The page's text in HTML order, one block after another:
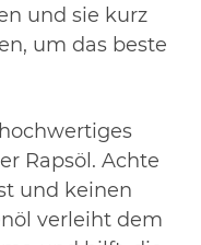
und sie kurz
um das beste
Rapsöl. Achte
und keinen
verleiht dem